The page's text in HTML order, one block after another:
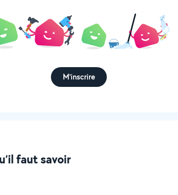
M'inscrire
faut savoir